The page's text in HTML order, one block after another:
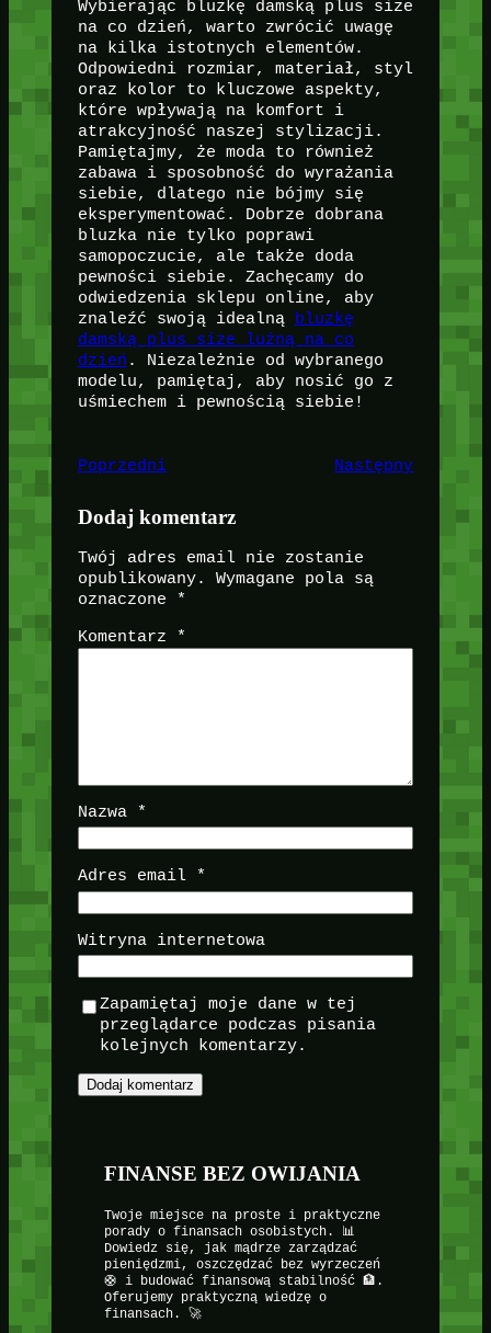
Wybierając bluzkę damską plus size
na co dzień, warto zwrócić uwagę
na kilka istotnych elementów.
Odpowiedni rozmiar, materiał, styl
oraz kolor to kluczowe aspekty,
które wpływają na komfort i
atrakcyjność naszej stylizacji.
Pamiętajmy, że moda to również
zabawa i sposobność do wyrażania
siebie, dlatego nie bójmy się
eksperymentować. Dobrze dobrana
bluzka nie tylko poprawi
samopoczucie, ale także doda
pewności siebie. Zachęcamy do
odwiedzenia sklepu online, aby
znaleźć swoją idealną bluzkę
damską plus size luźną na co
dzień . Niezależnie od wybranego
modelu, pamiętaj, aby nosić go z
uśmiechem i pewnością siebie!
Poprzedni Następny
Dodaj komentarz
Twój adres email nie zostanie
opublikowany.
Wymagane pola są
oznaczone
*
Komentarz *
Nazwa *
Adres email *
Witryna internetowa
Zapamiętaj moje dane w tej
przeglądarce podczas pisania
kolejnych komentarzy.
FINANSE BEZ OWIJANIA
Twoje miejsce na proste i praktyczne
porady o finansach osobistych. 📊
Dowiedz się, jak mądrze zarządzać
pieniędzmi, oszczędzać bez wyrzeczeń
🛟 i budować finansową stabilność 🏦.
Oferujemy praktyczną wiedzę o
finansach. 🚀